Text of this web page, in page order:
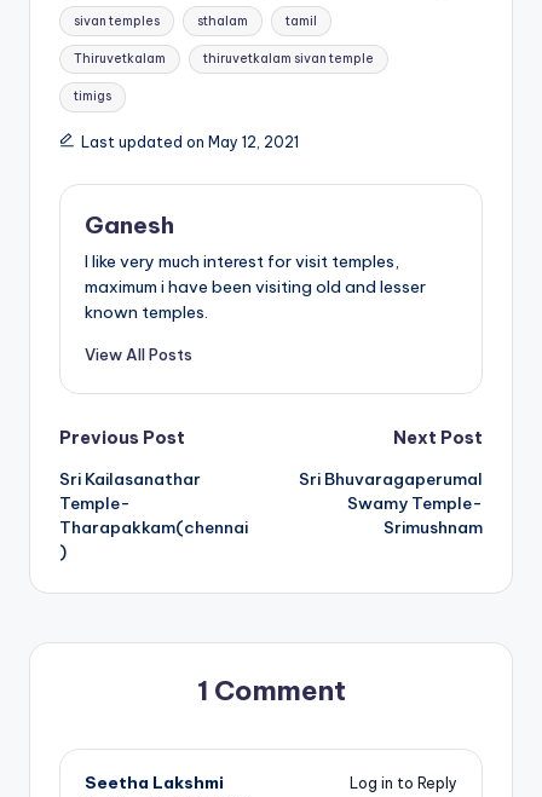
sivan temples sthalam tamil
Thiruvetkalam thiruvetkalam sivan temple
timigs
Last updated on May 12, 2021
Ganesh
I like very much interest for visit temples,
maximum i have been visiting old and lesser
known temples.
View All Posts
Post
navigation
Previous Post
Sri Kailasanathar
Temple-
Tharapakkam(chennai
)
Next Post
Sri Bhuvaragaperumal
Swamy Temple-
Srimushnam
1 Comment
Seetha Lakshmi
Log in to Reply